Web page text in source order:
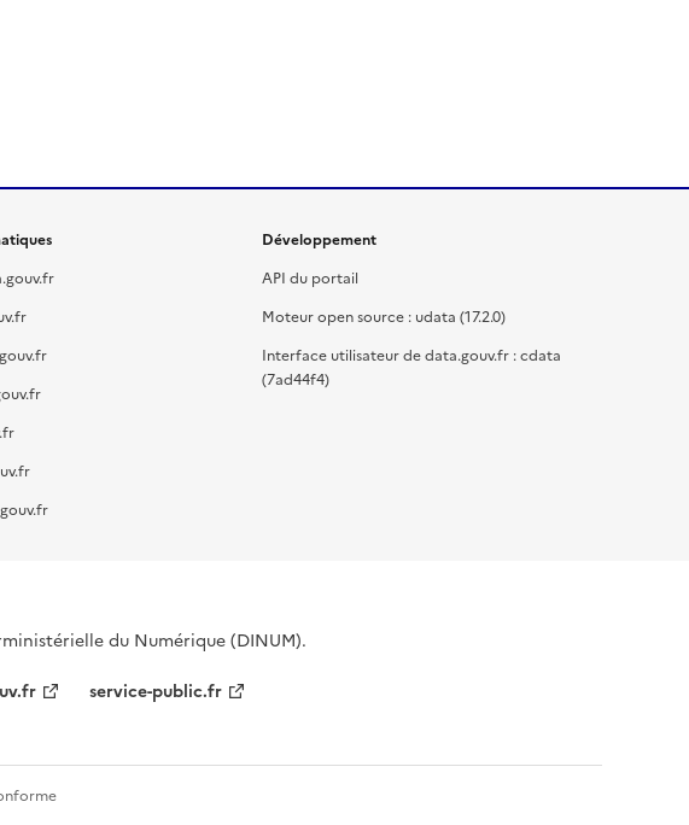
Développement
API du portail
Moteur open source : udata (17.2.0)
Interface utilisateur de data.gouv.fr : cdata
(7ad44f4)
du Numérique (DINUM).
service-public.fr